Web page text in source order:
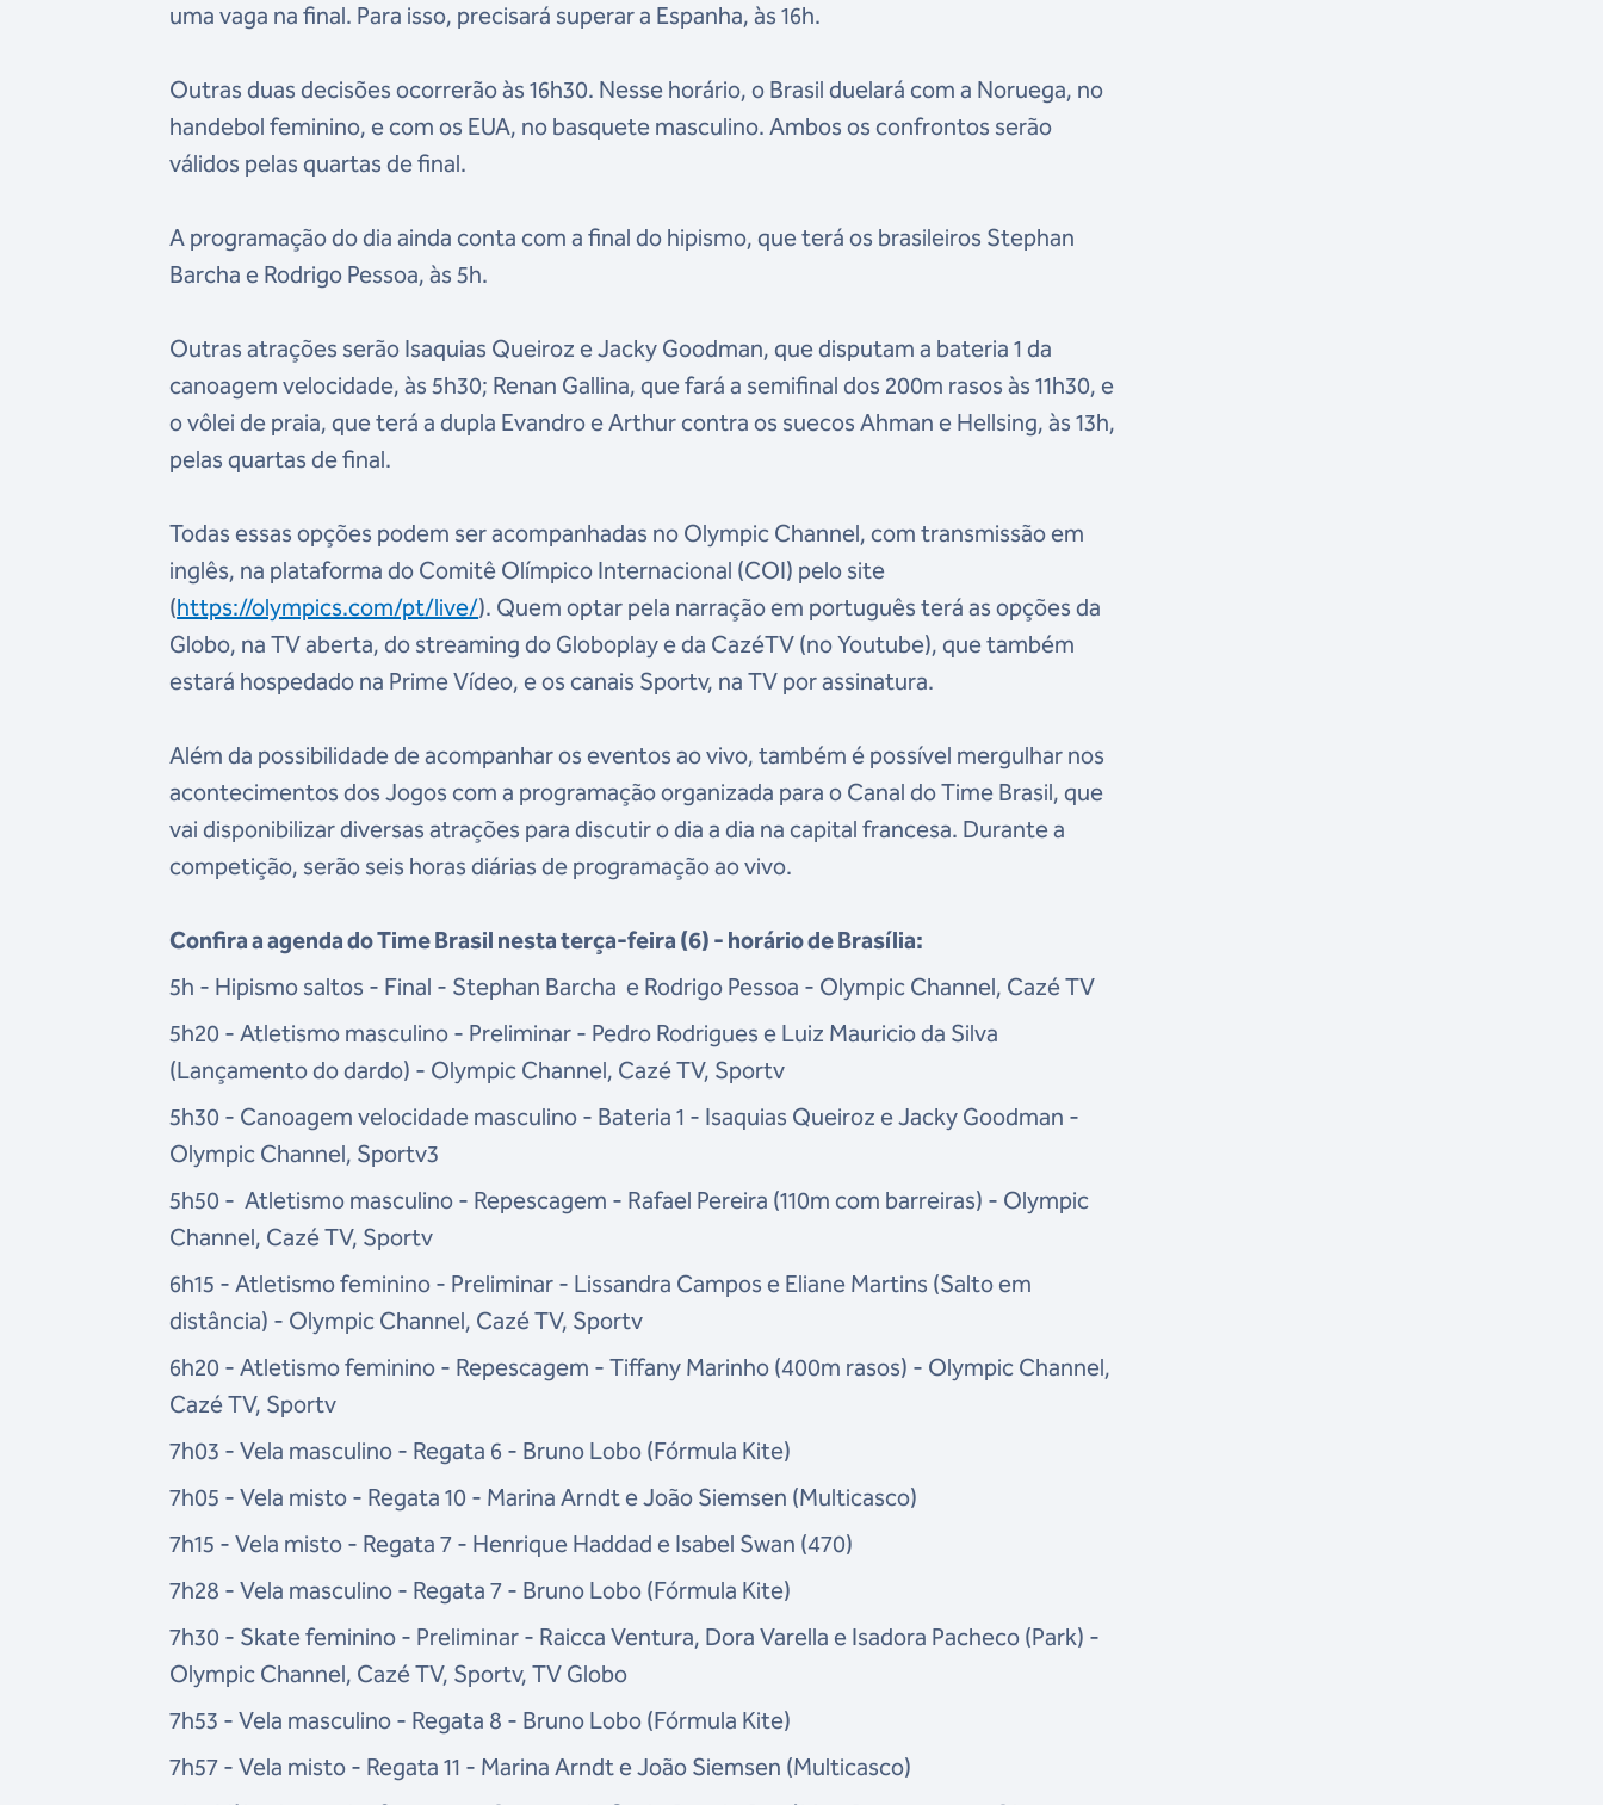
uma vaga na final. Para isso, precisará superar a Espanha, às 16h.
Outras duas decisões ocorrerão às 16h30. Nesse horário, o Brasil duelará com a Noruega, no
handebol feminino, e com os EUA, no basquete masculino. Ambos os confrontos serão
válidos pelas quartas de final.
A programação do dia ainda conta com a final do hipismo, que terá os brasileiros Stephan
Barcha e Rodrigo Pessoa, às 5h.
Outras atrações serão Isaquias Queiroz e Jacky Goodman, que disputam a bateria 1 da
canoagem velocidade, às 5h30; Renan Gallina, que fará a semifinal dos 200m rasos às 11h30, e
o vôlei de praia, que terá a dupla Evandro e Arthur contra os suecos Ahman e Hellsing, às 13h,
pelas quartas de final.
Todas essas opções podem ser acompanhadas no Olympic Channel, com transmissão em
inglês, na plataforma do Comitê Olímpico Internacional (COI) pelo site
(https://olympics.com/pt/live/). Quem optar pela narração em português terá as opções da
Globo, na TV aberta, do streaming do Globoplay e da CazéTV (no Youtube), que também
estará hospedado na Prime Vídeo, e os canais Sportv, na TV por assinatura.
Além da possibilidade de acompanhar os eventos ao vivo, também é possível mergulhar nos
acontecimentos dos Jogos com a programação organizada para o Canal do Time Brasil, que
vai disponibilizar diversas atrações para discutir o dia a dia na capital francesa. Durante a
competição, serão seis horas diárias de programação ao vivo.
Confira a agenda do Time Brasil nesta terça-feira (6) - horário de Brasília:
5h - Hipismo saltos - Final - Stephan Barcha e Rodrigo Pessoa - Olympic Channel, Cazé TV
5h20 - Atletismo masculino - Preliminar - Pedro Rodrigues e Luiz Mauricio da Silva
(Lançamento do dardo) - Olympic Channel, Cazé TV, Sportv
5h30 - Canoagem velocidade masculino - Bateria 1 - Isaquias Queiroz e Jacky Goodman -
Olympic Channel, Sportv3
5h50 - Atletismo masculino - Repescagem - Rafael Pereira (110m com barreiras) - Olympic
Channel, Cazé TV, Sportv
6h15 - Atletismo feminino - Preliminar - Lissandra Campos e Eliane Martins (Salto em
distância) - Olympic Channel, Cazé TV, Sportv
6h20 - Atletismo feminino - Repescagem - Tiffany Marinho (400m rasos) - Olympic Channel,
Cazé TV, Sportv
7h03 - Vela masculino - Regata 6 - Bruno Lobo (Fórmula Kite)
7h05 - Vela misto - Regata 10 - Marina Arndt e João Siemsen (Multicasco)
7h15 - Vela misto - Regata 7 - Henrique Haddad e Isabel Swan (470)
7h28 - Vela masculino - Regata 7 - Bruno Lobo (Fórmula Kite)
7h30 - Skate feminino - Preliminar - Raicca Ventura, Dora Varella e Isadora Pacheco (Park) -
Olympic Channel, Cazé TV, Sportv, TV Globo
7h53 - Vela masculino - Regata 8 - Bruno Lobo (Fórmula Kite)
7h57 - Vela misto - Regata 11 - Marina Arndt e João Siemsen (Multicasco)